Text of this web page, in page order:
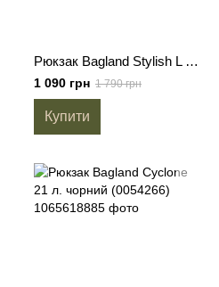
Рюкзак Bagland Stylish L 24 л. сублімація 1344 (00518664)
1 090 грн 1 790 грн
Купити